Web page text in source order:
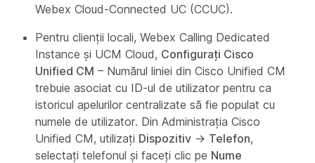
Webex Cloud-Connected UC (CCUC).
Pentru clienții locali, Webex Calling Dedicated
Instance și UCM Cloud, Configurați Cisco
Unified CM – Numărul liniei din Cisco Unified CM
trebuie asociat cu ID-ul de utilizator pentru ca
istoricul apelurilor centralizate să fie populat cu
numele de utilizator. Din Administrația Cisco
Unified CM, utilizați Dispozitiv → Telefon,
selectați telefonul și faceți clic pe Nume